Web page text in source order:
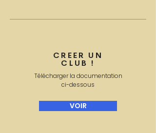
CREER UN
CLUB !
Télécharger la documentation
ci-dessous
VOIR